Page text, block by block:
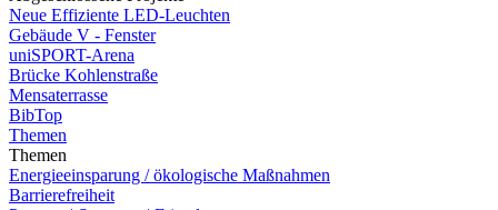
Neue Effiziente LED-Leuchten
Gebäude V - Fenster
uniSPORT-Arena
Brücke Kohlenstraße
Mensaterrasse
BibTop
Themen
Themen
Energieeinsparung / ökologische Maßnahmen
Barrierefreiheit